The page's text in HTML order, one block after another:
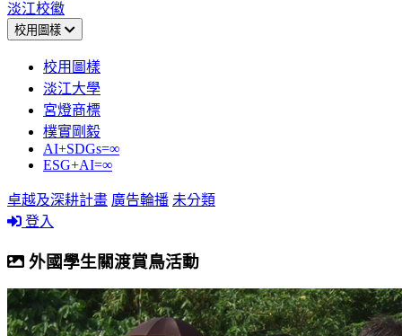
淡江校徽
校用圖樣
校用圖樣
淡江大學
宮燈商標
樸實剛毅
AI+SDGs=∞
ESG+AI=∞
卓越及深耕計畫 廣告輪播 未分類
登入
外國學生關渡賞鳥活動